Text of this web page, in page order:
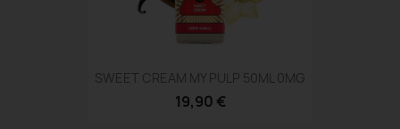
SWEET CREAM MY PULP 50ML 0MG
19,90 €